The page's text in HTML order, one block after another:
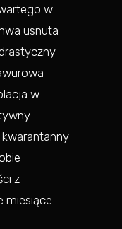
w
usnuta
w
z
miesiące